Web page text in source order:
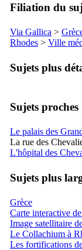
Filiation du
Via Gallica >
Rhodes > Ville
Sujets plus
Sujets proches
Le palais des
La rue des
L'hôpital des
Sujets plus
Grèce
Carte interactive
Image satellitaire
Le Collachium à
Les fortifications